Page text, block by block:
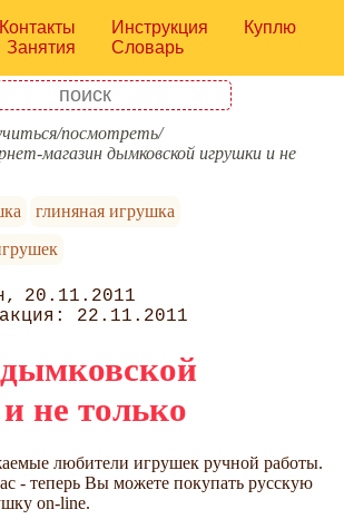
Контакты Инструкция
Куплю
Занятия
Словарь
посмотреть/
магазин дымковской игрушки и не
глиняная игрушка
20.11.2011
22.11.2011
не только
любители игрушек ручной работы.
- теперь Вы можете покупать русскую
on-line.